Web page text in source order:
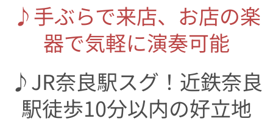
♪手ぶらで来店、お店の楽
器で気軽に演奏可能
♪JR奈良駅スグ！近鉄奈良
駅徒歩10分以内の好立地